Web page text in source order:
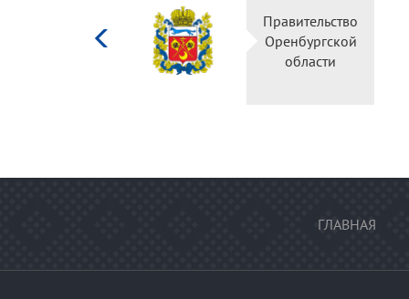
Министерство
культуры
Российской
федерации
ГЛАВНАЯ